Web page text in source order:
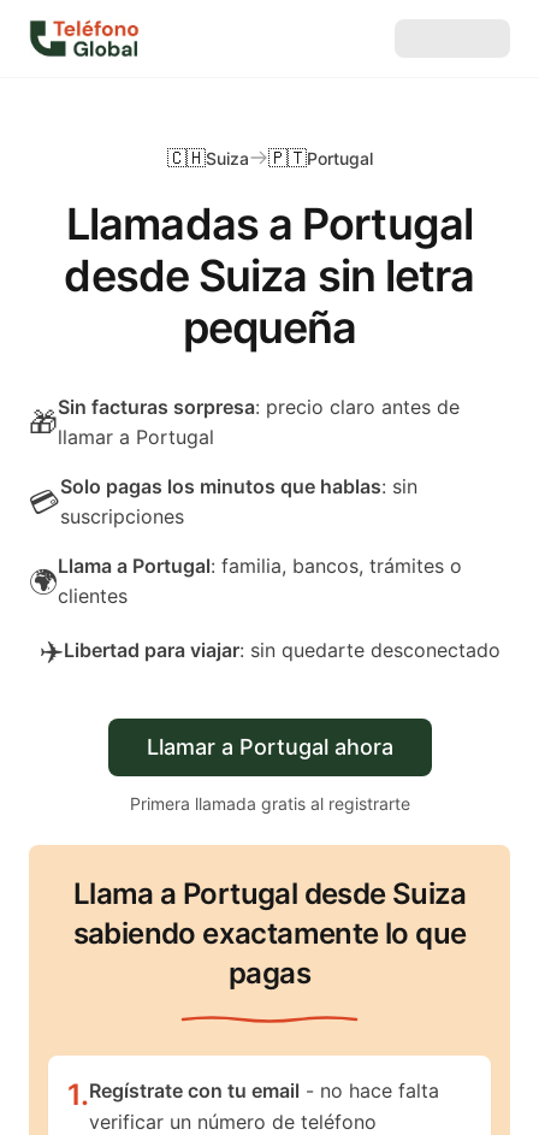
Llamadas a Portugal
desde Suiza sin letra
pequeña
🇨🇭Suiza 🇵🇹Portugal
🎁Sin facturas sorpresa: precio claro antes de
llamar a Portugal
💳Solo pagas los minutos que hablas: sin
suscripciones
🌍Llama a Portugal: familia, bancos, trámites o
clientes
✈️Libertad para viajar: sin quedarte desconectado
Llamar a Portugal ahora
Primera llamada gratis al registrarte
Llama a Portugal desde Suiza
sabiendo exactamente lo que
pagas
1.Regístrate con tu email - no hace falta
verificar un número de teléfono